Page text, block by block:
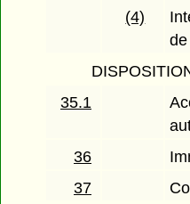
(4)
35.1
36
37